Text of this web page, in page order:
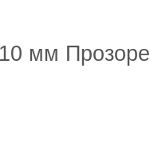
мм Прозоре